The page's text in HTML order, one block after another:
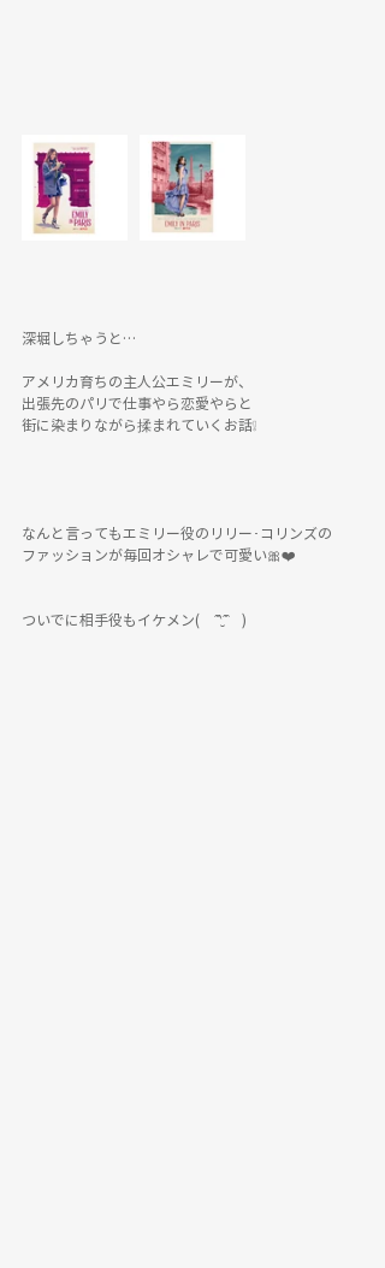
深堀しちゃうと…
アメリカ育ちの主人公エミリーが、
出張先のパリで仕事やら恋愛やらと
街に染まりながら揉まれていくお話❕
なんと言ってもエミリー役のリリー･コリンズの
ファッションが毎回オシャレで可愛い🎀❤️
ついでに相手役もイケメン(　ˆ̑‵̮ˆ̑　)